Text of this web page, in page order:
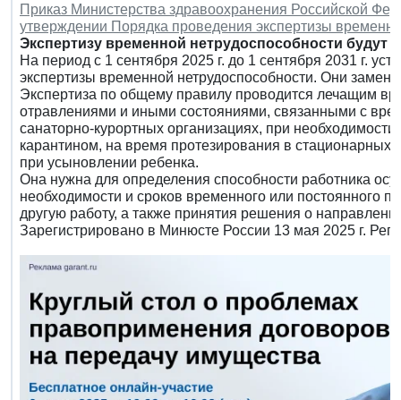
Приказ Министерства здравоохранения Российской
утверждении Порядка проведения экспертизы
Экспертизу временной нетрудоспособности
На период с 1 сентября 2025 г. до 1 сентября 2031 г.
экспертизы временной нетрудоспособности. Они
Экспертиза по общему правилу проводится лечащим
отравлениями и иными состояниями, связанными с
санаторно-курортных организациях, при
карантином, на время протезирования в стационарных
при усыновлении ребенка.
Она нужна для определения способности работника
необходимости и сроков временного или постоянного
другую работу, а также принятия решения о
Зарегистрировано в Минюсте России 13 мая 2025 г.